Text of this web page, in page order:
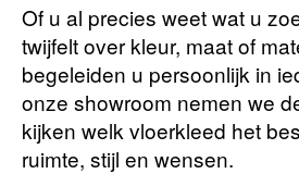
Of u al precies weet wat u
twijfelt over kleur, maat of
begeleiden u persoonlijk in
onze showroom nemen we
kijken welk vloerkleed het
ruimte, stijl en wensen.